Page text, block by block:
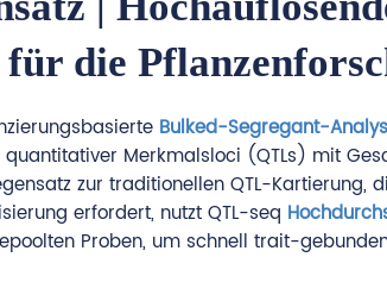
die
Bulked-Segregant-
Merkmalsloci (QTLs) mit
zur traditionellen QTL-Kartierung,
erfordert, nutzt QTL-seq
Proben, um schnell trait-